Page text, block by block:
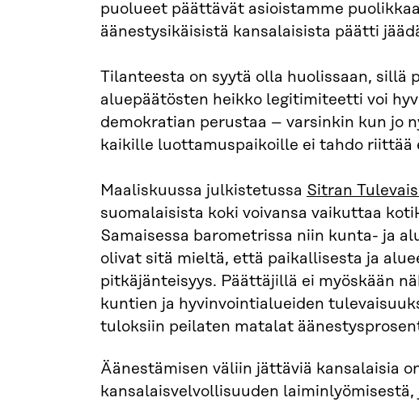
puolueet päättävät asioistamme
äänestysikäisistä kansalaisista päätti
Tilanteesta on syytä olla huolissaan, sillä
aluepäätösten heikko legitimiteetti voi
demokratian perustaa – varsinkin kun jo
kaikille luottamuspaikoille ei tahdo riittää
Maaliskuussa julkistetussa Sitran
suomalaisista koki voivansa vaikuttaa
Samaisessa barometrissa niin kunta- ja
olivat sitä mieltä, että paikallisesta ja
pitkäjänteisyys. Päättäjillä ei myöskään
kuntien ja hyvinvointialueiden
tuloksiin peilaten matalat
Äänestämisen väliin jättäviä kansalaisia
kansalaisvelvollisuuden